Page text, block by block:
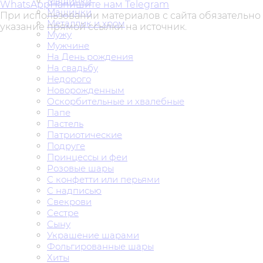
Машинки
Металлик и хром
Мужу
Мужчине
На День рождения
На свадьбу
Недорого
Новорожденным
Оскорбительные и хвалебные
Папе
Пастель
Патриотические
Подруге
Принцессы и феи
Розовые шары
С конфетти или перьями
С надписью
Свекрови
Сестре
Сыну
Украшение шарами
Фольгированные шары
Хиты
WhatsAppНапишите нам Telegram
При использовании материалов с сайта обязательно
указание прямой ссылки на источник.